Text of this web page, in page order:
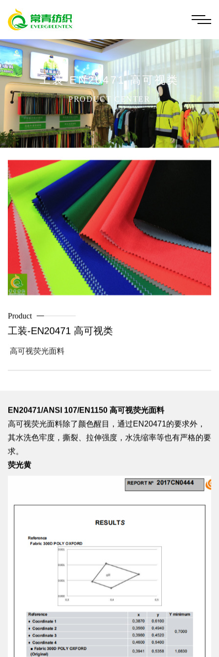
工装-EN20471 高可视类
PRODUCT CENTER
Product
EN20471/ANSI 107/EN1150 高可视荧光面料
高可视荧光面料除了颜色醒目，通过EN20471的要求外，
其水洗色牢度，撕裂、拉伸强度，水洗缩率等也有严格的要
求。